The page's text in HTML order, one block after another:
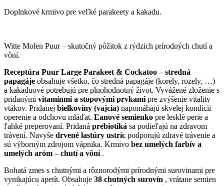
Doplnkové krmivo pre veľké parakeety a kakadu.
Witte Molen Puur – skutočný pôžitok z rýdzich prírodných chutí a
vôní.
Receptúra Puur Large Parakeet & Cockatoo – stredná
papagáje obsahuje všetko, čo stredná papagáje (korely, rozely, …)
a kakaduové potrebujú pre plnohodnotný život. Vyvážené zloženie s
pridanými vitamínmi a stopovými prvkami pre zvýšenie vitality
vtákov. Pridanej bielkoviny (vajcia) napomáhajú skvelej kondícii
operenie a odchovu mláďat. Ľanové semienko pre lesklé perie a
ľahké preperovaní. Pridaná prebiotiká sa podieľajú na zdravom
trávení. Navyše drvené lastúry ustríc podporujú zdravé trávenie a
sú výborným zdrojom vápnika. Krmivo bez umelých farbív a
umelých aróm – chutí a vôní.
Bohatá zmes s chutnými a rôznorodými prírodnými surovinami pre
vynikajúcu apetít. Obsahuje 38 chutných surovín , vrátane semien